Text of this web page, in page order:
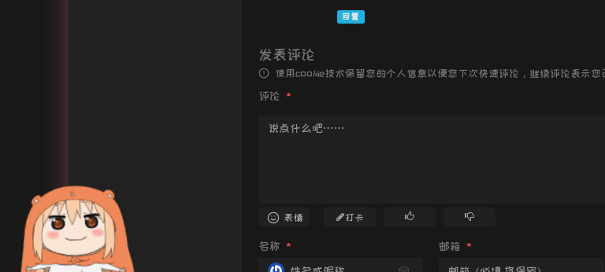
回复
发表评论
使用cookie技术保留您的个人信息以便您下次快速评论，继续评论表示您
评论 *
表情 打卡
名称 *
邮箱*